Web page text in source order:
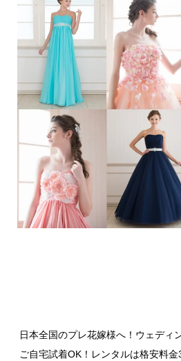
日本全国のプレ花嫁様へ！ウェディ
ご自宅試着OK！レンタルは格安料